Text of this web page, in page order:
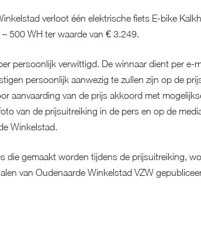
verloot één elektrische fiets E-bike
500 WH ter waarde van € 3.249.
persoonlijk verwittigd. De winnaar dient per e-
persoonlijk aanwezig te zullen zijn op de
aanvaarding van de prijs akkoord met
van de prijsuitreiking in de pers en op de
Winkelstad.
die gemaakt worden tijdens de prijsuitreiking,
van Oudenaarde Winkelstad VZW